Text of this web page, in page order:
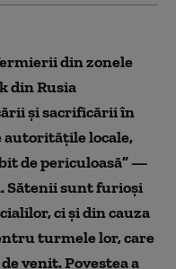
din zonele
din Rusia
și sacrificării în
autoritățile locale,
de periculoasă” —
Sătenii sunt furioși
ci și din cauza
turmele lor, care
venit. Povestea a